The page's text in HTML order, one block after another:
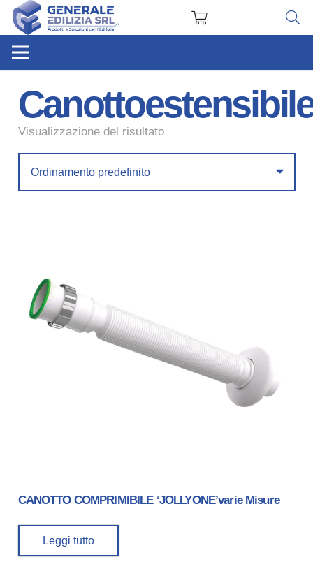
Visualizzazione del risultato
CANOTTO COMPRIMIBILE ‘JOLLYONE’varie Misure
Leggi tutto